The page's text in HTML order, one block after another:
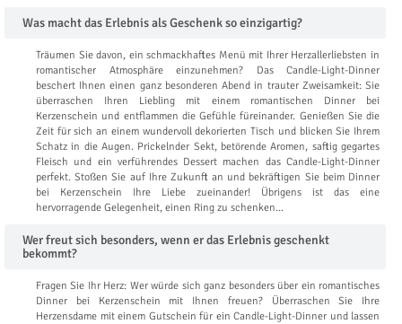
Was macht das Erlebnis als Geschenk so einzigartig?
Träumen Sie davon, ein schmackhaftes Menü mit Ihrer Herzallerliebsten in
romantischer Atmosphäre einzunehmen? Das Candle-Light-Dinner
beschert Ihnen einen ganz besonderen Abend in trauter Zweisamkeit: Sie
überraschen Ihren Liebling mit einem romantischen Dinner bei
Kerzenschein und entflammen die Gefühle füreinander. Genießen Sie die
Zeit für sich an einem wundervoll dekorierten Tisch und blicken Sie Ihrem
Schatz in die Augen. Prickelnder Sekt, betörende Aromen, saftig gegartes
Fleisch und ein verführendes Dessert machen das Candle-Light-Dinner
perfekt. Stoßen Sie auf Ihre Zukunft an und bekräftigen Sie beim Dinner
bei Kerzenschein Ihre Liebe zueinander! Übrigens ist das eine
hervorragende Gelegenheit, einen Ring zu schenken…
Wer freut sich besonders, wenn er das Erlebnis geschenkt
bekommt?
Fragen Sie Ihr Herz: Wer würde sich ganz besonders über ein romantisches
Dinner bei Kerzenschein mit Ihnen freuen? Überraschen Sie Ihre
Herzensdame mit einem Gutschein für ein Candle-Light-Dinner und lassen